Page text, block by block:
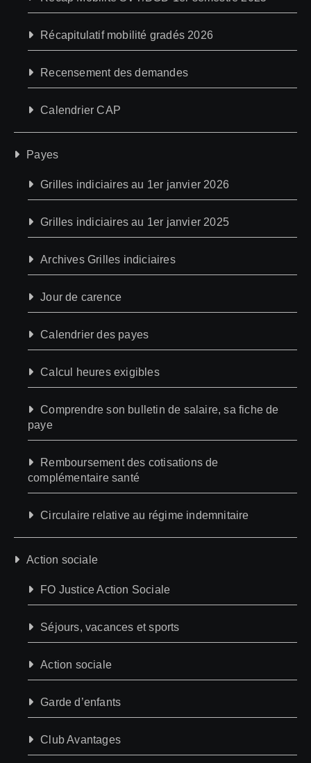
Récapitulatif mobilité gradés 2026
Recensement des demandes
Calendrier CAP
Payes
Grilles indiciaires au 1er janvier 2026
Grilles indiciaires au 1er janvier 2025
Archives Grilles indiciaires
Jour de carence
Calendrier des payes
Calcul heures exigibles
Comprendre son bulletin de salaire, sa fiche de
paye
Remboursement des cotisations de
complémentaire santé
Circulaire relative au régime indemnitaire
Action sociale
FO Justice Action Sociale
Séjours, vacances et sports
Action sociale
Garde d’enfants
Club Avantages